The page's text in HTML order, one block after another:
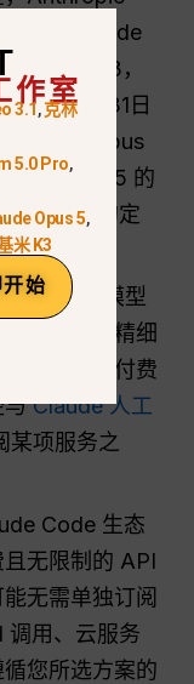
产品将Claude
入代币$3，
年8月31日
Claude Opus
Fable 5 的
4.5 的定
最实用的模型
文件、进行精细
果编码是您付费
与Claude 人工
某项服务之
Code 生态
无限制的 API
无需单独订阅
调用、云服务
您所选方案的
作室
3.1,克林
5.0 Pro,
Opus 5,
米 K3
始